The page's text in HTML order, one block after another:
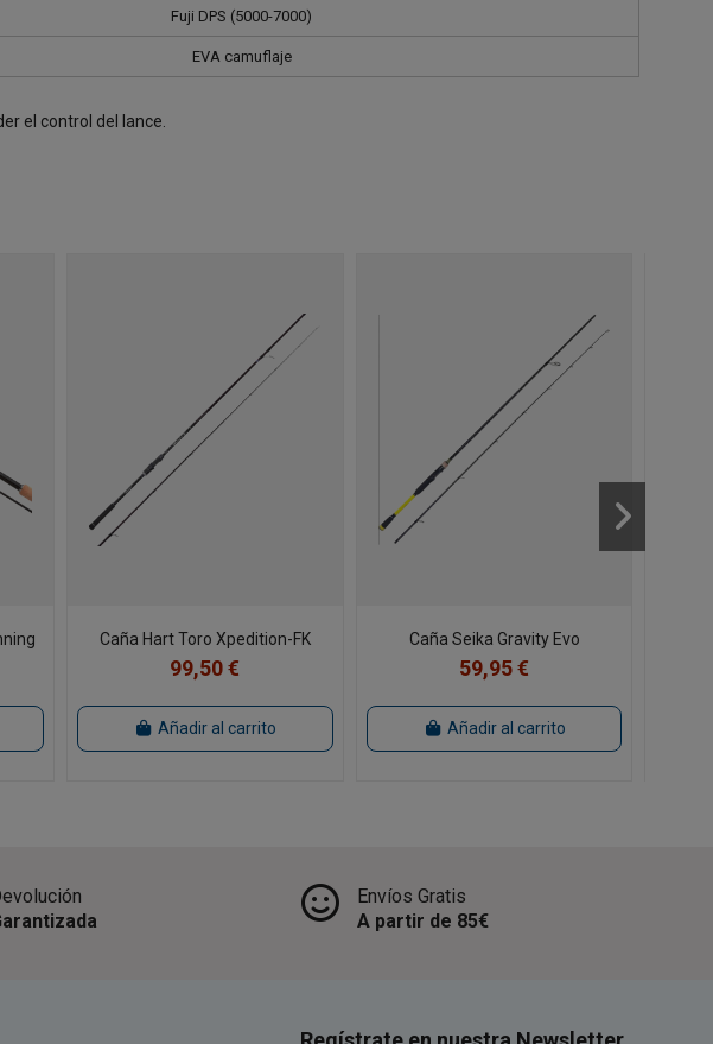
Fuji DPS (5000-7000)
EVA camuflaje
el control del lance.
Caña Hart Toro Xpedition-FK
99,50 €
Añadir al carrito
Caña Seika Gravity Evo
59,95 €
Añadir al carrito
Envíos Gratis
A partir de 85€